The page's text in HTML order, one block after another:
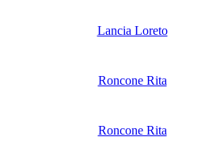
Lancia Loreto
Roncone Rita
Roncone Rita